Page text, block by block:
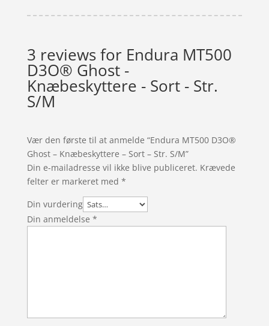
3 reviews for Endura MT500
D3O® Ghost -
Knæbeskyttere - Sort - Str.
S/M
Vær den første til at anmelde “Endura MT500 D3O®
Ghost – Knæbeskyttere – Sort – Str. S/M”
Din e-mailadresse vil ikke blive publiceret. Krævede
felter er markeret med *
Din vurdering
Din anmeldelse *